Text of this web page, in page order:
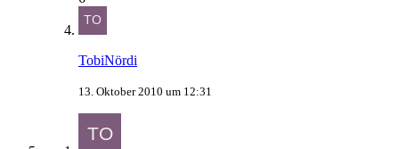
TobiNördi
13. Oktober 2010 um 12:31